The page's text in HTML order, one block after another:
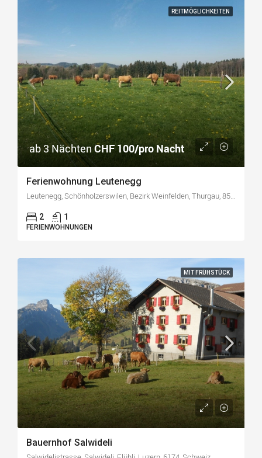
REITMÖGLICHKEITEN
ab 3 NächtenCHF 100/pro Nacht
Ferienwohnung Leutenegg
Leutenegg, Schönholzerswilen, Bezirk Weinfelden, Thurgau, 8577, Schweiz
2 1
FERIENWOHNUNGEN
MIT FRÜHSTÜCK
Bauernhof Salwideli